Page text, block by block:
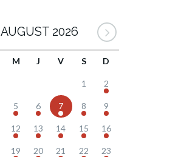
AUGUST 2026
M J V S D
1 2
5 6 7 8 9
12 13 14 15 16
19 20 21 22 23